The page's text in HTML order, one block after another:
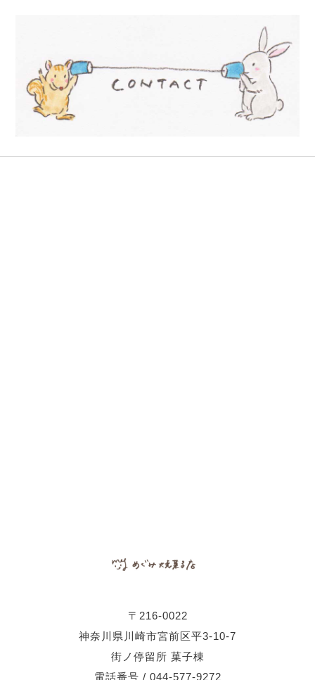
〒216-0022
神奈川県川崎市宮前区平3-10-7
街ノ停留所 菓子棟
電話番号 / 044-577-9272